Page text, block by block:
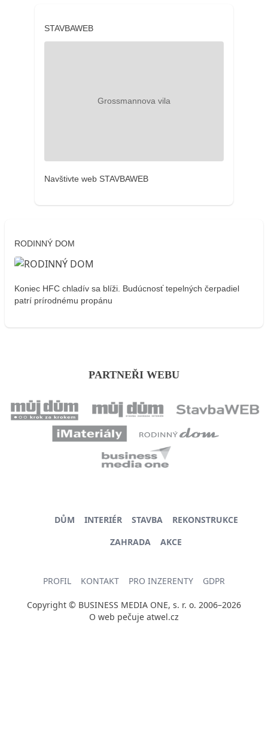
STAVBAWEB
Navštivte web STAVBAWEB
RODINNÝ DOM
Koniec HFC chladív sa blíži. Budúcnosť tepelných čerpadiel
patrí prírodnému propánu
PARTNEŘI WEBU
DŮM INTERIÉR STAVBA
REKONSTRUKCE
ZAHRADA
AKCE
PROFIL KONTAKT PRO INZERENTY GDPR
Copyright © BUSINESS MEDIA ONE, s. r. o. 2006–2026